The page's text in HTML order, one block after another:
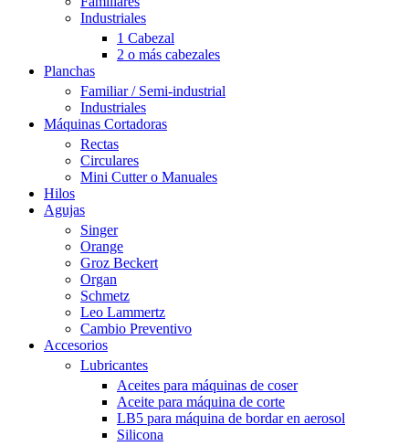
Industriales
1 Cabezal
2 o más cabezales
Planchas
Familiar / Semi-industrial
Industriales
Máquinas Cortadoras
Rectas
Circulares
Mini Cutter o Manuales
Hilos
Agujas
Singer
Orange
Groz Beckert
Organ
Schmetz
Leo Lammertz
Cambio Preventivo
Accesorios
Lubricantes
Aceites para máquinas de coser
Aceite para máquina de corte
LB5 para máquina de bordar en aerosol
Silicona